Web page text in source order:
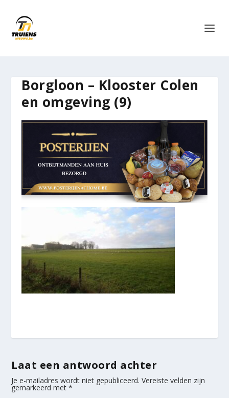
Borgloon – Klooster Colen
en omgeving (9)
Laat een antwoord achter
Je e-mailadres wordt niet gepubliceerd. Vereiste velden zijn
gemarkeerd met*